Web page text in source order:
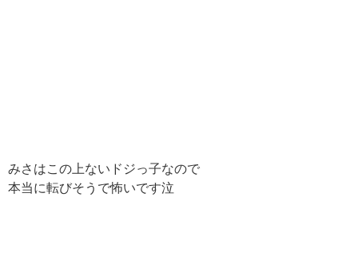
みさはこの上ないドジっ子なので
本当に転びそうで怖いです泣